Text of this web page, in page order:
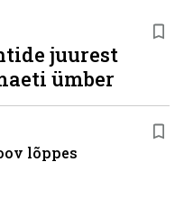
juurest
ümber
lõppes